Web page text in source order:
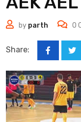
by parth 0
Share: